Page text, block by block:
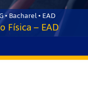
• Bacharel • EAD
Física – EAD